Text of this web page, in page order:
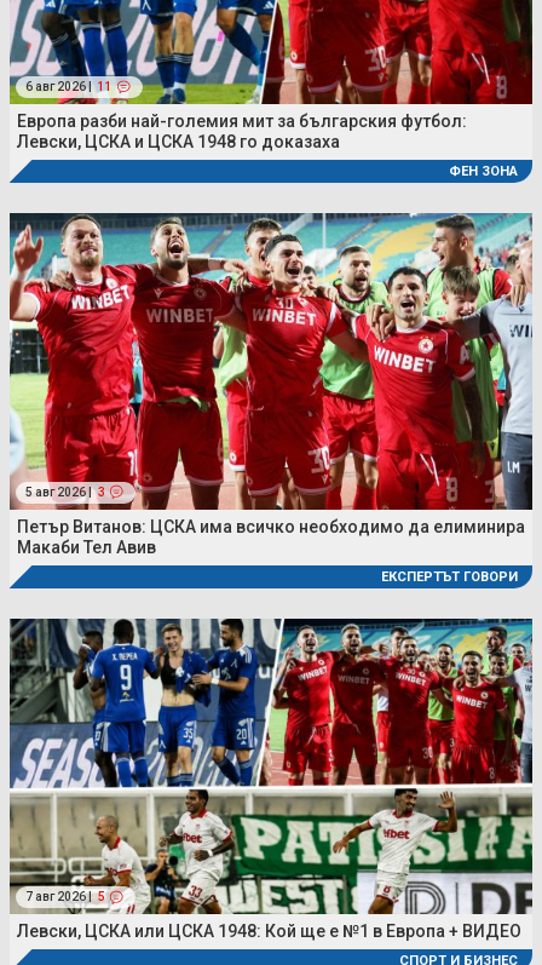
6 авг 2026 | 11
Европа разби най-големия мит за българския футбол:
Левски, ЦСКА и ЦСКА 1948 го доказаха
ФЕН ЗОНА
5 авг 2026 | 3
Петър Витанов: ЦСКА има всичко необходимо да елиминира
Макаби Тел Авив
ЕКСПЕРТЪТ ГОВОРИ
7 авг 2026 | 5
Левски, ЦСКА или ЦСКА 1948: Кой ще е №1 в Европа + ВИДЕО
СПОРТ И БИЗНЕС